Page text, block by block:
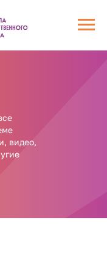
видео,